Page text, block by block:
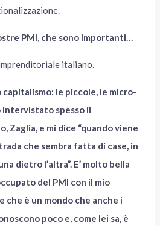
PMI, che sono importanti…
italiano.
le piccole, le micro-
intervistato spesso il
Zaglia, e mi dice “quando viene
che sembra fatta di case, in
dietro l’altra”. E’ molto bella
del PMI con il mio
che è un mondo che anche i
poco e, come lei sa, è